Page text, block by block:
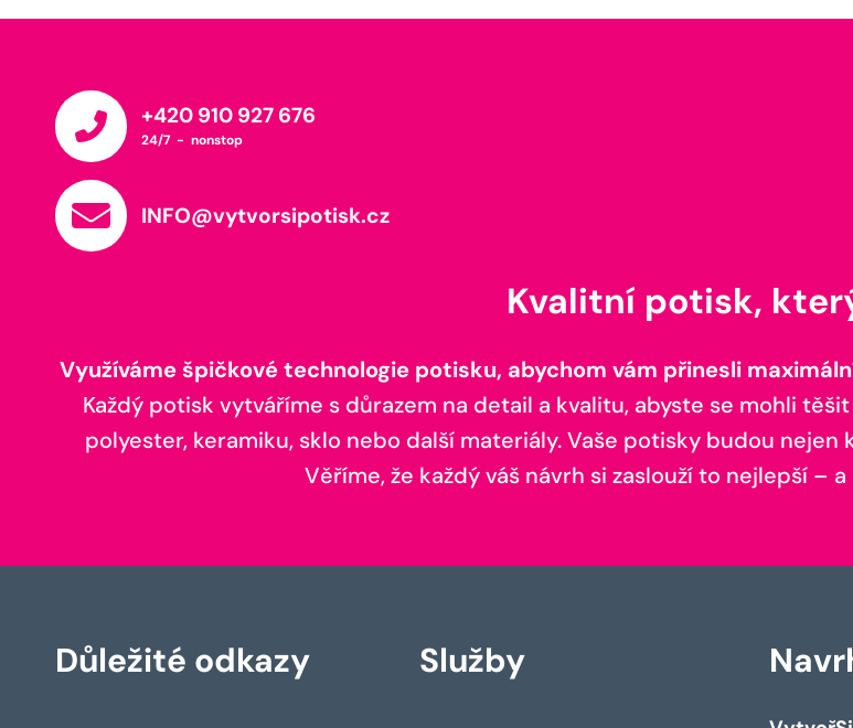
+420 910 927 676
24/7 - nonstop
INFO@vytvorsipotisk.cz
Kvalitní potisk,
Využíváme špičkové technologie potisku, abychom vám přinesli
Každý potisk vytváříme s důrazem na detail a kvalitu, abyste se mohli
polyester, keramiku, sklo nebo další materiály. Vaše potisky budou
Věříme, že každý váš návrh si zaslouží to nejlepší –
Důležité odkazy Služby